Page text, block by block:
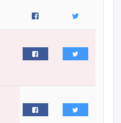
Шатахууныхаа 97 хувийг нэг
зогсоож, Арабын орнуудаас
Худалдагч Н.Амарзаяа: